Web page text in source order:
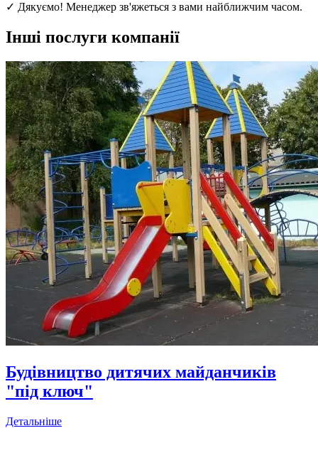
✓ Дякуємо! Менеджер зв'яжеться з вами найближчим часом.
Інші послуги компанії
Будівництво дитячих майданчиків
"під ключ"
Детальніше